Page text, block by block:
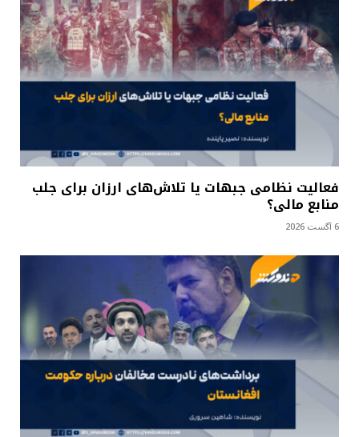
فعالیت نظامی جبهات یا تلاش‌های ارزان برای جلب
منابع مالی؟
6 آگست 2026